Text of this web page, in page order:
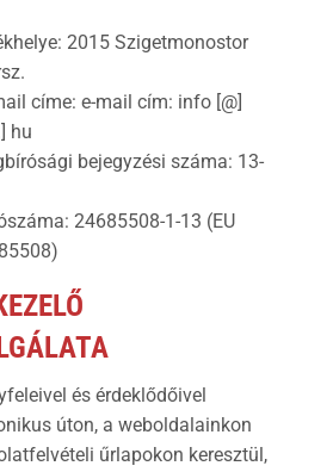
2015 Szigetmonostor
címe: e-mail cím: info [@]
hu
bejegyzési száma: 13-
24685508-1-13 (EU
és érdeklődőivel
úton, a weboldalainkon
űrlapokon keresztül,